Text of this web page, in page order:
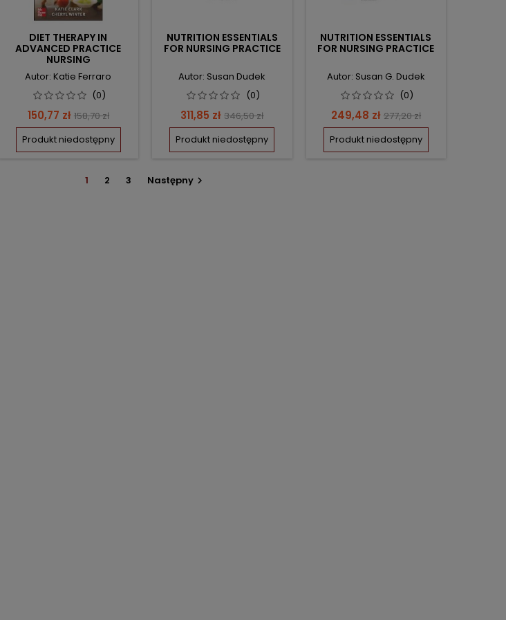
DIET THERAPY IN
ADVANCED PRACTICE
NURSING
Autor: Katie Ferraro
(0)
Cena
150,77 zł Cena
podstawowa
158,70 zł
Produkt niedostępny
NUTRITION ESSENTIALS
FOR NURSING PRACTICE
Autor: Susan Dudek
(0)
Cena
311,85 zł Cena
podstawowa
346,50 zł
Produkt niedostępny
NUTRITION ESSENTIALS
FOR NURSING PRACTICE
Autor: Susan G. Dudek
(0)
Cena
249,48 zł Cena
podstawowa
277,20 zł
Produkt niedostępny
1 2 3 Następny